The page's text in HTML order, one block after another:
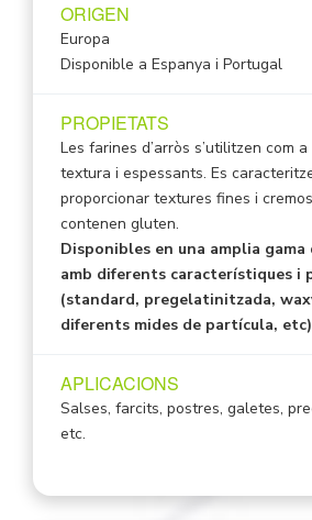
ORIGEN
Europa
Disponible a Espanya i Portugal
PROPIETATS
Les farines d’arròs s’utilitzen com
textura i espessants. Es
proporcionar textures fines i
contenen gluten.
Disponibles en una amplia
amb diferents característiques i
(standard, pregelatinitzada,
diferents mides de partícula,
APLICACIONS
Salses, farcits, postres, galetes,
etc.